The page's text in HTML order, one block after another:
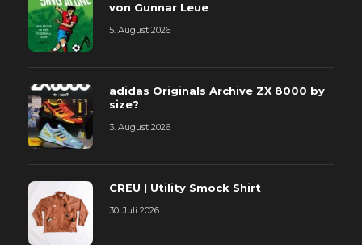
von Gunnar Leue
5. August 2026
adidas Originals Archive ZX 8000 by
size?
3. August 2026
CREU | Utility Smock Shirt
30. Juli 2026